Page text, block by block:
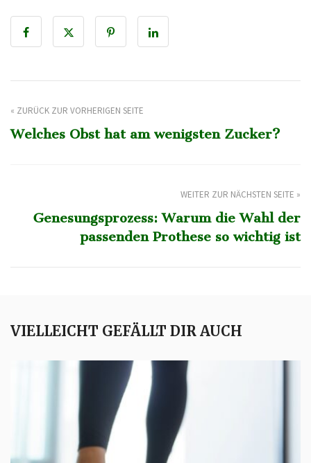
« ZURÜCK ZUR VORHERIGEN SEITE
Welches Obst hat am wenigsten Zucker?
WEITER ZUR NÄCHSTEN SEITE »
Genesungsprozess: Warum die Wahl der
passenden Prothese so wichtig ist
VIELLEICHT GEFÄLLT DIR AUCH